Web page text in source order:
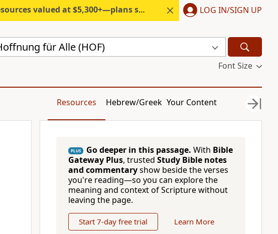
valued at $5,300+—plans start under $6/month. LOG IN/SIGN UP
für Alle (HOF)
Font Size
Resources Hebrew/Greek Your Content
PLUS Go deeper in this passage. With Bible
Gateway Plus, trusted Study Bible notes
and commentaryshow beside the verses
you're reading—so you can explore the
meaning and context of Scripture without
leaving the page.
Start 7-day free trial Learn More